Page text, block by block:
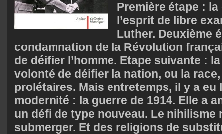
Première étape :
l’esprit de libre
Luther. Deuxième
condamnation de la Révolution
de déifier l’homme. Etape suivante :
volonté de déifier la nation, ou la
prolétaires. Mais entretemps, il y a eu
modernité : la guerre de 1914. Elle a
un défi de type nouveau. Le nihilisme
submerger. Et des religions de